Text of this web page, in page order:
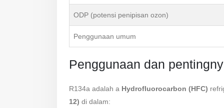
ODP (potensi penipisan ozon)
Penggunaan umum
Penggunaan dan
R134a adalah a Hydrofluorocarbon (HFC)
12) di dalam: